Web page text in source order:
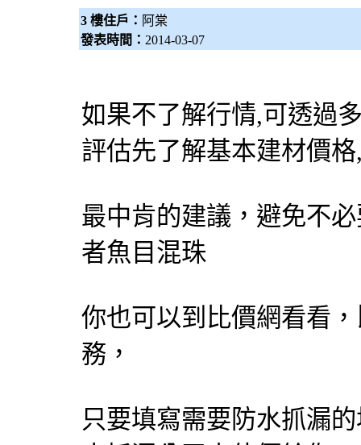
3 樓住戶： 阿棠
發表時間： 2014-03-07
如果不了解行情,可透過
評估先了解基本建材價格
最中肯的建議，避免不
者魚目混珠
你也可以到比價網看看
務，
只要填寫需要防水抓漏